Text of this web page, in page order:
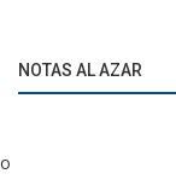
NOTAS AL AZAR
publicitarios?
o